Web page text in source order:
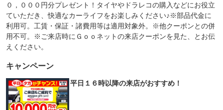
０，０００円分プレゼント！タイヤやドラレコの購入などにお役立
ていただき、快適なカーライフをお楽しみください♪※部品代金に
利用可。工賃・保証・諸費用等は適用対象外。※他クーポンとの併
用不可。※ご来店時にＧｏｏネットの来店クーポンを見た、とお伝
えください。
キャンペーン
平日１６時以降の来店がおすすめ！